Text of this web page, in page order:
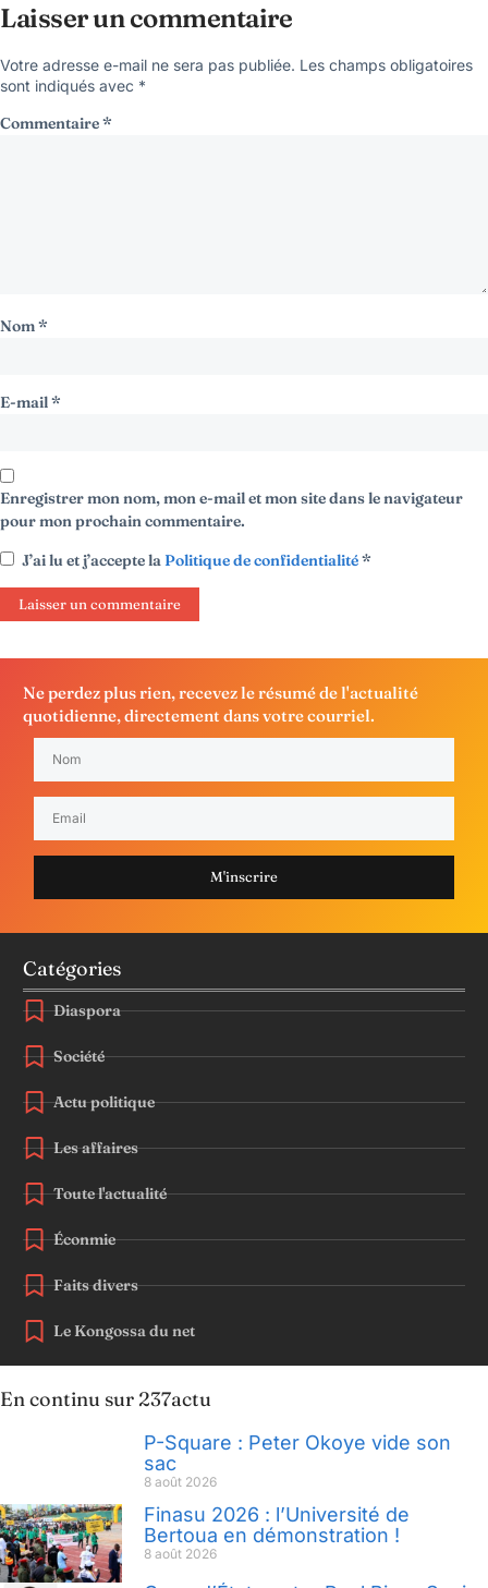
Laisser un commentaire
Votre adresse e-mail ne sera pas publiée. Les champs obligatoires
sont indiqués avec *
Commentaire*
Nom*
E-mail*
Enregistrer mon nom, mon e-mail et mon site dans le navigateur
pour mon prochain commentaire.
J’ai lu et j’accepte laPolitique de confidentialité*
Ne perdez plus rien, recevez le résumé de l'actualité
quotidienne, directement dans votre courriel.
M'inscrire
Catégories
Diaspora
Société
Actu politique
Les affaires
Toute l'actualité
Éconmie
Faits divers
Le Kongossa du net
En continu sur 237actu
P-Square : Peter Okoye vide son
sac
8 août 2026
Finasu 2026 : l’Université de
Bertoua en démonstration !
8 août 2026